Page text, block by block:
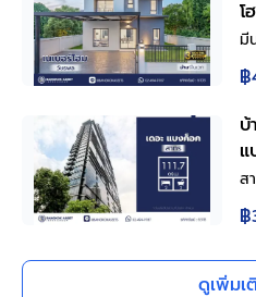
ร
โ
พื้
ฟั
2
เ
สุ
ท
มี
บ้
แ
ใ
น
เ
ส
ดูเพิ่มเ